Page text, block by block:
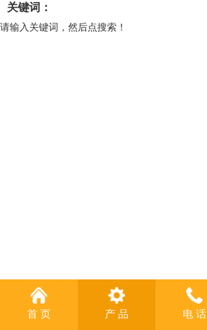
关键词：
请输入关键词，然后点搜索！
首 页 产 品 电 话